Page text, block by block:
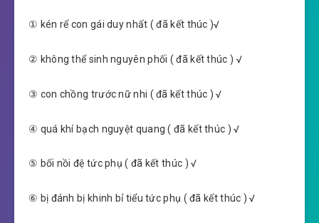
① kén rể con gái duy nhất ( đã kết thúc )√
② không thể sinh nguyên phối ( đã kết thúc ) √
③ con chồng trước nữ nhi ( đã kết thúc ) √
④ quá khí bạch nguyệt quang ( đã kết thúc ) √
⑤ bối nồi đệ tức phụ ( đã kết thúc ) √
⑥ bị đánh bị khinh bỉ tiểu tức phụ ( đã kết thúc ) √